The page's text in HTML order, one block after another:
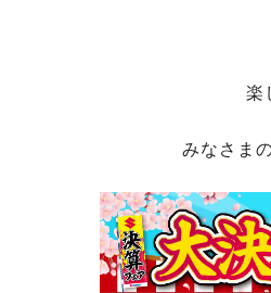
楽
みなさま